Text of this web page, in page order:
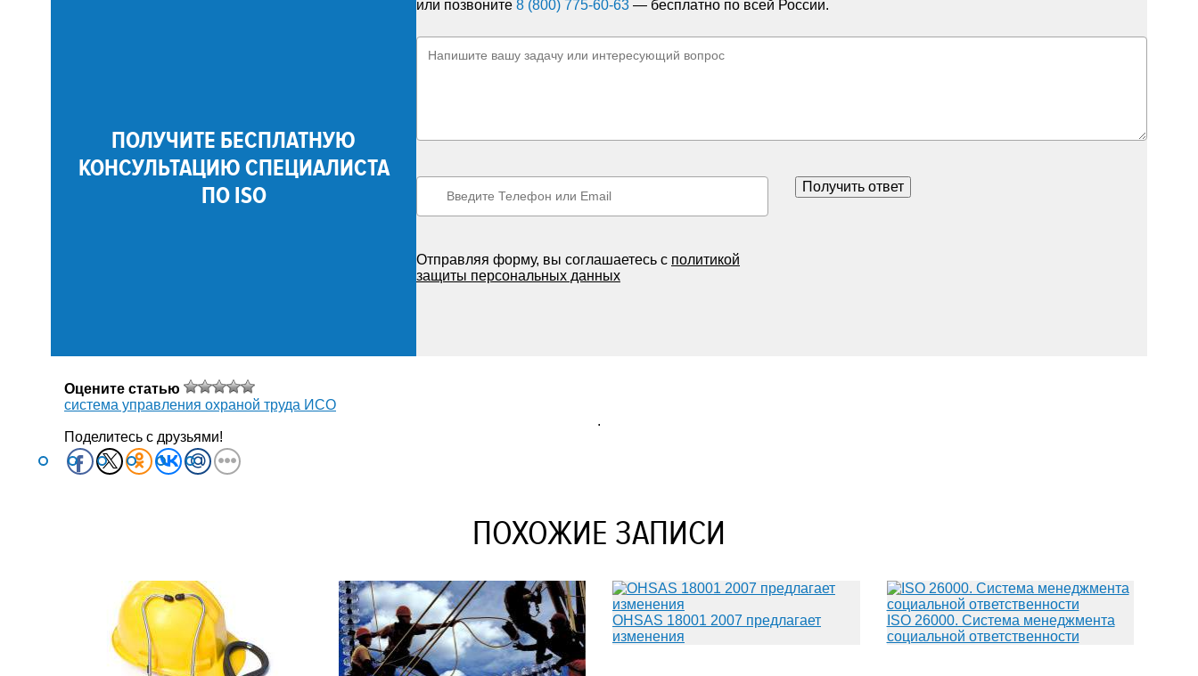
ПОЛУЧИТЕ БЕСПЛАТНУЮ
КОНСУЛЬТАЦИЮ СПЕЦИАЛИСТА
ПО ISO
или позвоните 8 (800) 775-60-63 — бесплатно по всей России.
Получить ответ
Отправляя форму, вы соглашаетесь с политикой
защиты персональных данных
Оцените статью
система управления охраной труда ИСО
.
Поделитесь с друзьями!
ПОХОЖИЕ ЗАПИСИ
OHSAS 18001 2007 предлагает
изменения
ISO 26000. Система менеджмента
социальной ответственности